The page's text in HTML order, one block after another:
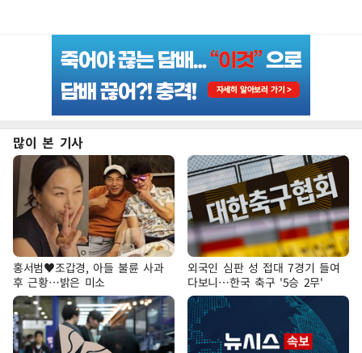
많이 본 기사
홍서범♥조갑경, 아들 불륜 사과
후 근황…밝은 미소
외국인 심판 성 접대 7경기 들여
다보니…한국 축구 '5승 2무'